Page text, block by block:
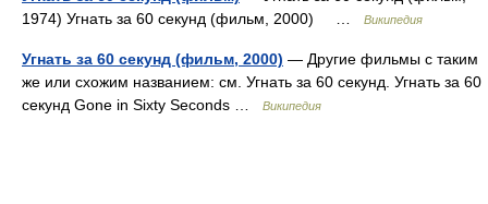
1974) Угнать за 60 секунд (фильм, 2000) …
Википедия
Угнать за 60 секунд (фильм, 2000) — Другие фильмы с таким
же или схожим названием: см. Угнать за 60 секунд. Угнать за 60
секунд Gone in Sixty Seconds …
Википедия